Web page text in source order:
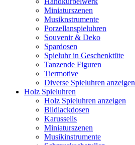
Miniaturszenen
Musiknstrumente
Porzellanspieluhren
Souvenir & Deko
Spardosen
Spieluhr in Geschenktüte
Tanzende Figuren
Tiermotive
Diverse Spieluhren anzeigen
Holz Spieluhren
Holz Spieluhren anzeigen
Bildlackdosen
Karussells
Miniaturszenen
Musikinstrumente